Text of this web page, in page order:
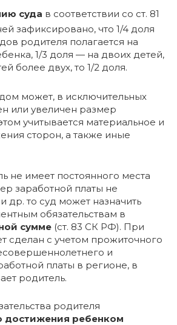
суда в соответствии со ст. 81
зафиксировано, что 1/4 доля
родителя полагается на
1/3 доля — на двоих детей,
более двух, то 1/2 доля.
может, в исключительных
или увеличен размер
учитывается материальное и
сторон, а также иные
не имеет постоянного места
заработной платы не
др. то суд может назначить
обязательствам в
сумме (ст. 83 СК РФ). При
сделан с учетом прожиточного
и
платы в регионе, в
родитель.
родителя
достижения ребенком